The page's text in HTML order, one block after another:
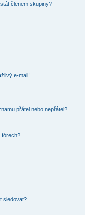
členem skupiny?
e-mail!
přátel nebo nepřátel?
fórech?
sledovat?